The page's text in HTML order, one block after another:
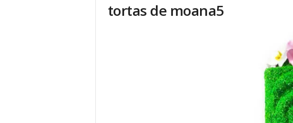
tortas de moana5